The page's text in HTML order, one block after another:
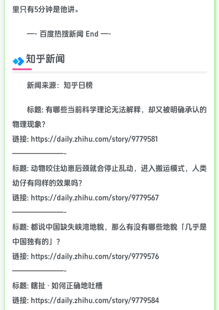
里只有5分钟是他讲。
—- 百度热搜新闻 End —-
知乎新闻
新闻来源：知乎日榜
标题: 有哪些当前科学理论无法解释，却又被明确承认的
物理现象？
链接: https://daily.zhihu.com/story/9779581
———————-
标题: 动物咬住幼崽后颈就会停止乱动，进入搬运模式，人类
幼仔有同样的效果吗？
链接: https://daily.zhihu.com/story/9779567
———————-
标题: 都说中国缺失峡湾地貌，那么有没有哪些地貌「几乎是
中国独有的」？
链接: https://daily.zhihu.com/story/9779576
———————-
标题: 瞎扯 · 如何正确地吐槽
链接: https://daily.zhihu.com/story/9779584